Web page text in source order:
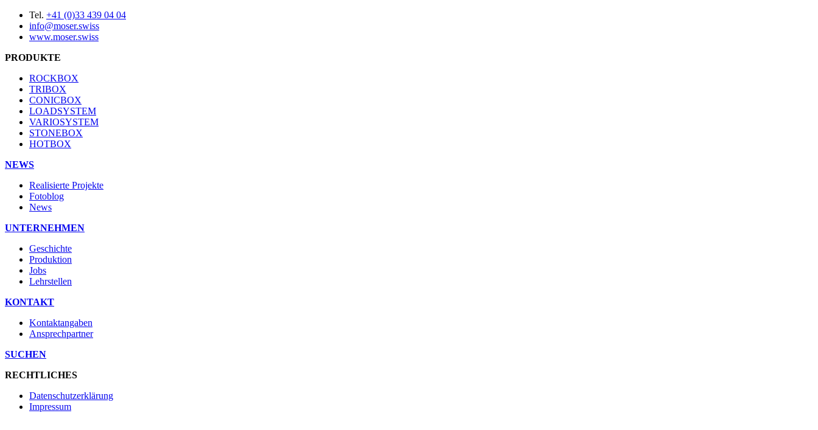
Tel. +41 (0)33 439 04 04
info@moser.swiss
www.moser.swiss
PRODUKTE
ROCKBOX
TRIBOX
CONICBOX
LOADSYSTEM
VARIOSYSTEM
STONEBOX
HOTBOX
NEWS
Realisierte Projekte
Fotoblog
News
UNTERNEHMEN
Geschichte
Produktion
Jobs
Lehrstellen
KONTAKT
Kontaktangaben
Ansprechpartner
SUCHEN
RECHTLICHES
Datenschutzerklärung
Impressum